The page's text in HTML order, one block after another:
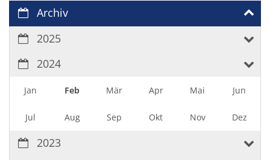
Archiv
2025
2024
Jan Feb Mär Apr Mai Jun
Jul Aug Sep Okt Nov Dez
2023